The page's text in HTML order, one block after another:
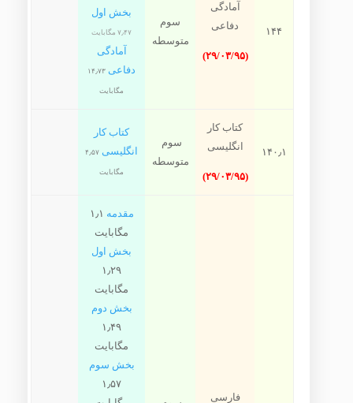
۱۴۴
آمادگی
دفاعی
(۲۹/۰۳/۹۵)
سوم
متوسطه
بخش اول
۷٫۴۷ مگابایت
آمادگی
دفاعی ۱۴٫۷۳
مگابایت
۱۴۰٫۱
کتاب کار
انگلیسی
(۲۹/۰۳/۹۵)
سوم
متوسطه
کتاب کار
انگلیسی ۴٫۵۷
مگابایت
فارسی
مقدمه ۱٫۱
مگابایت
بخش اول
۱٫۲۹
مگابایت
بخش دوم
۱٫۴۹
مگابایت
بخش سوم
۱٫۵۷